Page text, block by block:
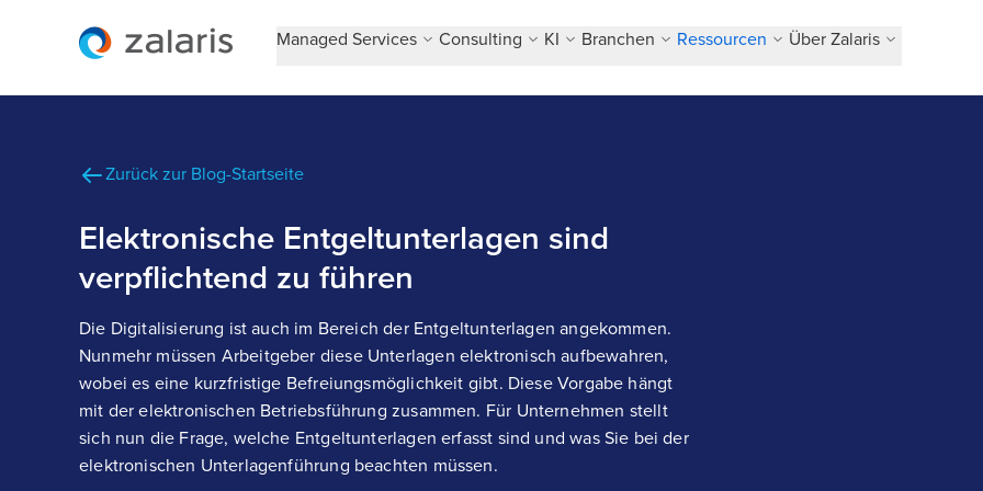
Managed Services Consulting KI Branchen Ressourcen Über Zalaris
Zurück zur Blog-Startseite
Elektronische Entgeltunterlagen sind
verpflichtend zu führen
Die Digitalisierung ist auch im Bereich der Entgeltunterlagen angekommen.
Nunmehr müssen Arbeitgeber diese Unterlagen elektronisch aufbewahren,
wobei es eine kurzfristige Befreiungsmöglichkeit gibt. Diese Vorgabe hängt
mit der elektronischen Betriebsführung zusammen. Für Unternehmen stellt
sich nun die Frage, welche Entgeltunterlagen erfasst sind und was Sie bei der
elektronischen Unterlagenführung beachten müssen.